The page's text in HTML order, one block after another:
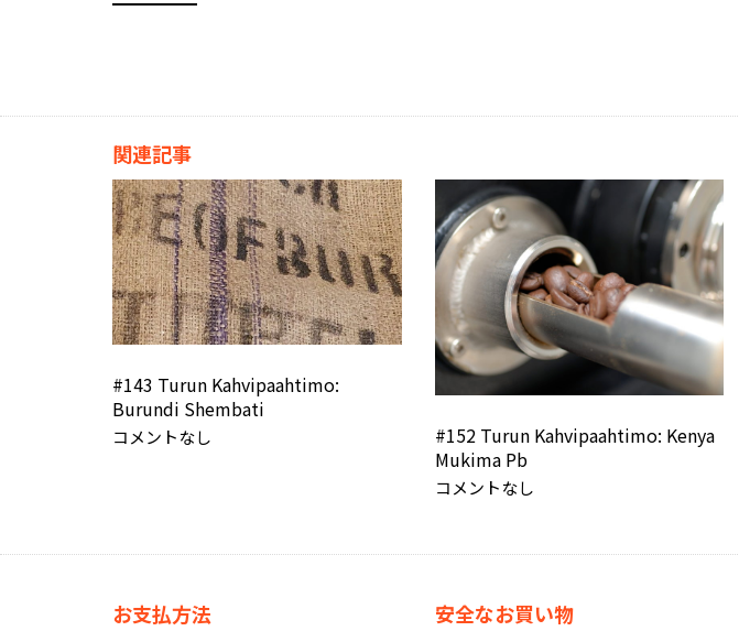
関連記事
#143 Turun Kahvipaahtimo:
Burundi Shembati
コメントなし
#152 Turun Kahvipaahtimo: Kenya
Mukima Pb
コメントなし
お支払方法 安全なお買い物